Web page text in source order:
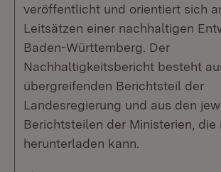
veröffentlicht und orientiert sich
Leitsätzen einer nachhaltigen
Baden-Württemberg. Der
Nachhaltigkeitsbericht besteht
übergreifenden Berichtsteil der
Landesregierung und aus den
Berichtsteilen der Ministerien, die
herunterladen kann.